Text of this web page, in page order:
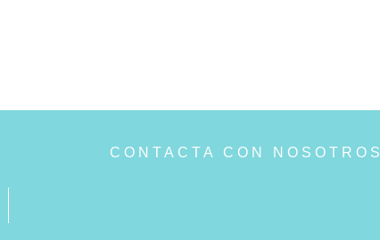
CONTACTA CON NOSOTROS